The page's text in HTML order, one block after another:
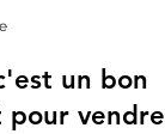
un bon
pour vendre